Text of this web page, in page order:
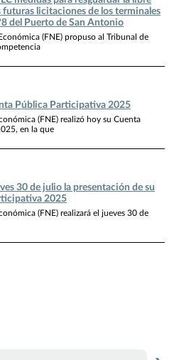
futuras licitaciones de los terminales
del Puerto de San Antonio
(FNE) propuso al Tribunal de
Pública Participativa 2025
(FNE) realizó hoy su Cuenta
en la que
30 de julio la presentación de su
2025
(FNE) realizará el jueves 30 de